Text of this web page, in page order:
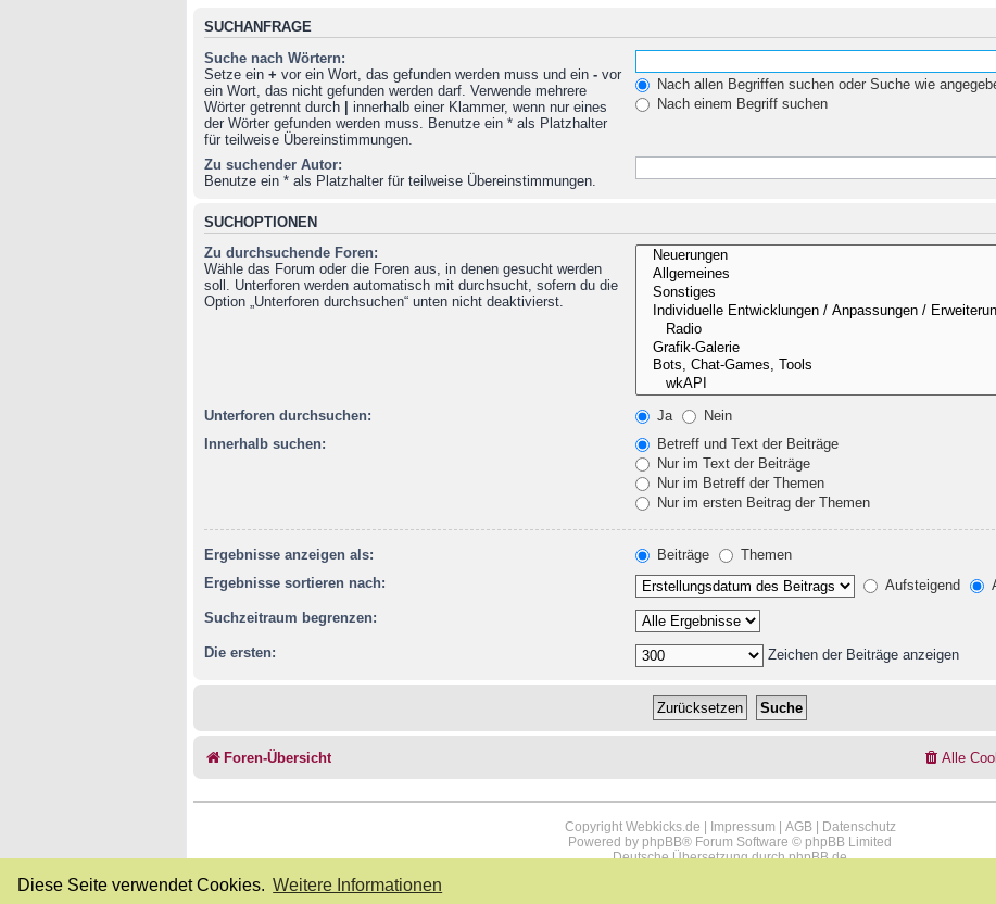
Diese Seite verwendet Cookies. Weitere Informationen
SUCHANFRAGE
Suche nach Wörtern:
Setze ein + vor ein Wort, das gefunden werden muss und ein - vor
ein Wort, das nicht gefunden werden darf. Verwende mehrere
Wörter getrennt durch
innerhalb einer Klammer, wenn nur eines
der Wörter gefunden werden muss. Benutze ein * als Platzhalter
für teilweise Übereinstimmungen.
Nach allen Begriffen suchen oder Suche wie
Nach einem Begriff suchen
Zu suchender Autor:
Benutze ein * als Platzhalter für teilweise Übereinstimmungen.
SUCHOPTIONEN
Zu durchsuchende Foren:
Wähle das Forum oder die Foren aus, in denen gesucht werden
soll. Unterforen werden automatisch mit durchsucht, sofern du die
Option „Unterforen durchsuchen“ unten nicht deaktivierst.
Unterforen durchsuchen: Ja
Nein
Innerhalb suchen:
Betreff und Text der Beiträge
Nur im Text der Beiträge
Nur im Betreff der Themen
Nur im ersten Beitrag der Themen
Ergebnisse anzeigen als: Beiträge
Themen
Ergebnisse sortieren nach:
Aufsteigend
Suchzeitraum begrenzen:
Die ersten: Zeichen der Beiträge anzeigen
Foren-Übersicht Alle
Copyright Webkicks.de | Impressum AGB|
Datenschutz
Powered by phpBB® Forum Software © phpBB Limited
Deutsche Übersetzung durchphpBB.de